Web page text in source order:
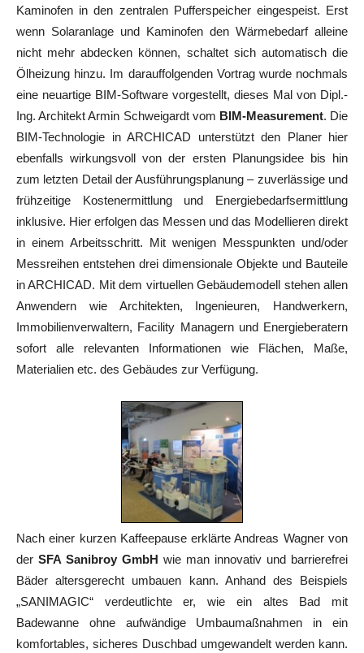
Kaminofen in den zentralen Pufferspeicher eingespeist. Erst
wenn Solaranlage und Kaminofen den Wärmebedarf alleine
nicht mehr abdecken können, schaltet sich automatisch die
Ölheizung hinzu. Im darauffolgenden Vortrag wurde nochmals
eine neuartige BIM-Software vorgestellt, dieses Mal von Dipl.-
Ing. Architekt Armin Schweigardt vom BIM-Measurement. Die
BIM-Technologie in ARCHICAD unterstützt den Planer hier
ebenfalls wirkungsvoll von der ersten Planungsidee bis hin
zum letzten Detail der Ausführungsplanung – zuverlässige und
frühzeitige Kostenermittlung und Energiebedarfsermittlung
inklusive. Hier erfolgen das Messen und das Modellieren direkt
in einem Arbeitsschritt. Mit wenigen Messpunkten und/oder
Messreihen entstehen drei dimensionale Objekte und Bauteile
in ARCHICAD. Mit dem virtuellen Gebäudemodell stehen allen
Anwendern wie Architekten, Ingenieuren, Handwerkern,
Immobilienverwaltern, Facility Managern und Energieberatern
sofort alle relevanten Informationen wie Flächen, Maße,
Materialien etc. des Gebäudes zur Verfügung.
Nach einer kurzen Kaffeepause erklärte Andreas Wagner von
der SFA Sanibroy GmbH wie man innovativ und barrierefrei
Bäder altersgerecht umbauen kann. Anhand des Beispiels
„SANIMAGIC“ verdeutlichte er, wie ein altes Bad mit
Badewanne ohne aufwändige Umbaumaßnahmen in ein
komfortables, sicheres Duschbad umgewandelt werden kann.